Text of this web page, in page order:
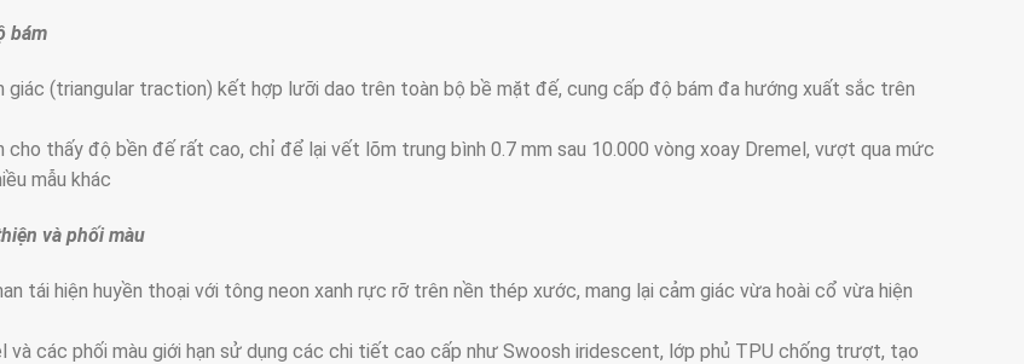
bám
giác (triangular traction) kết hợp lưỡi dao trên toàn bộ bề mặt đế, cung cấp độ bám đa hướng xuất sắc trên
cho thấy độ bền đế rất cao, chỉ để lại vết lõm trung bình 0.7 mm sau 10.000 vòng xoay Dremel, vượt qua mức
mẫu khác
và phối màu
tái hiện huyền thoại với tông neon xanh rực rỡ trên nền thép xước, mang lại cảm giác vừa hoài cổ vừa hiện
và các phối màu giới hạn sử dụng các chi tiết cao cấp như Swoosh iridescent, lớp phủ TPU chống trượt, tạo